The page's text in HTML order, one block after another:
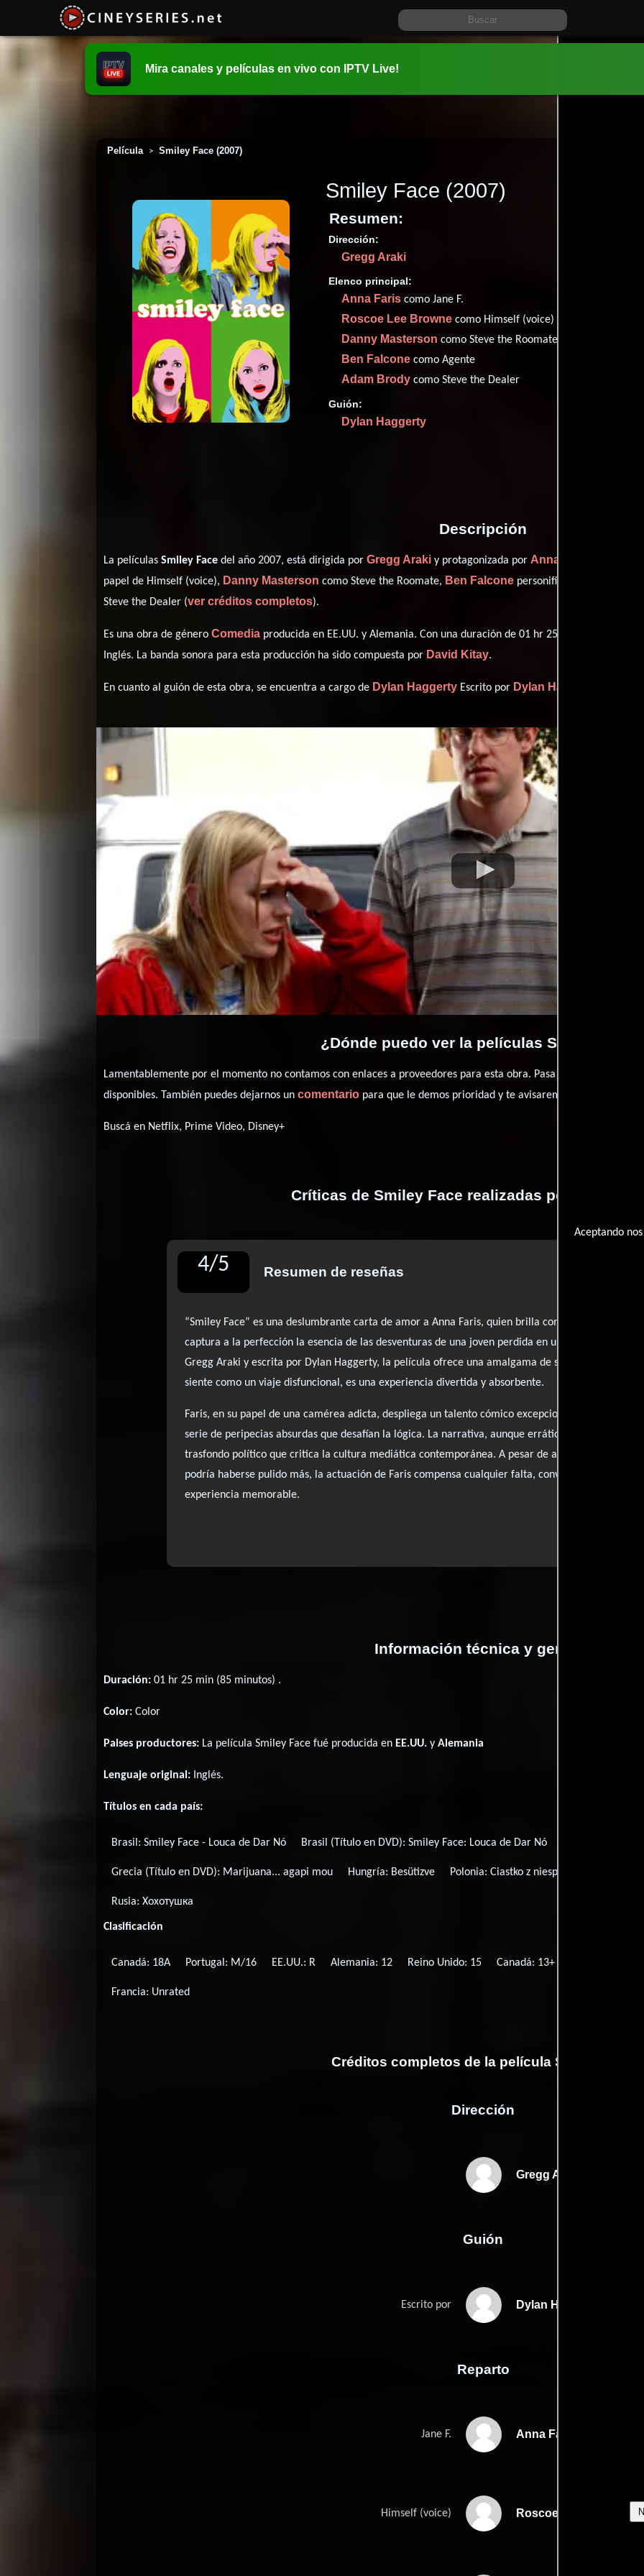
Aceptando
Mira canales y películas en vivo con IPTV Live!
Película > Smiley Face (2007)
Smiley Face (2007)
Resumen:
Dirección:
Gregg Araki
Elenco principal:
Anna Faris como Jane F.
Roscoe Lee Browne como Himself (voice)
Danny Masterson como Steve the Roomate
Ben Falcone como Agente
Adam Brody como Steve the Dealer
Guión:
Dylan Haggerty
Descripción
La películasSmiley Face del año 2007, está dirigida porGregg Araki y protagonizada porAnna Faris
papel de Himself (voice), Danny Masterson como Steve the Roomate, Ben Falcone personificando a Agente y
Steve the Dealer (ver créditos completos).
Es una obra de géneroComedia producida en EE.UU. y Alemania. Con una duración de 01 hr 25 min (85
Inglés. La banda sonora para esta producción ha sido compuesta por David Kitay.
En cuanto al guión de esta obra, se encuentra a cargo de Dylan Haggerty Escrito por Dylan Haggerty
¿Dónde puedo ver la películas Smiley
Lamentablemente por el momento no contamos con enlaces a proveedores para esta obra. Pasa por nuestro
disponibles. También puedes dejarnos uncomentario para que le demos prioridad y te avisaremos cuando se
Buscá en Netflix, Prime Video, Disney+
Críticas de Smiley Face realizadas por
4/5 Resumen de reseñas
“Smiley Face” es una deslumbrante carta de amor a Anna Faris, quien brilla con un desempeño
captura a la perfección la esencia de las desventuras de una joven perdida en un mundo de
Gregg Araki y escrita por Dylan Haggerty, la película ofrece una amalgama de situaciones
siente como un viaje disfuncional, es una experiencia divertida y absorbente.
Faris, en su papel de una camérea adicta, despliega un talento cómico excepcional, llevando al
serie de peripecias absurdas que desafían la lógica. La narrativa, aunque errática, logra
trasfondo político que critica la cultura mediática contemporánea. A pesar de algunos tropiezos
podría haberse pulido más, la actuación de Faris compensa cualquier falta, convirtiendo esta
experiencia memorable.
Información técnica y general
Duración: 01 hr 25 min (85 minutos) .
Color: Color
Paises productores: La película Smiley Face fué producida en EE.UU. yAlemania
Lenguaje original: Inglés.
Títulos en cada país:
Brasil: Smiley Face - Louca de Dar Nó Brasil (Título en DVD):Smiley Face: Louca de Dar Nó
Grecia (Título en DVD): Marijuana... agapi mou Hungría: Besütizve Polonia:Ciastko z niespodzianka
Rusia: Хохотушка
Clasificación
Canadá: 18A Portugal: M/16 EE.UU.: R Alemania: 12 Reino Unido: 15 Canadá: 13+
Francia: Unrated
Créditos completos de la película Smiley Face
Dirección
Gregg Araki
Guión
Escrito por Dylan Haggertys
Reparto
Jane F. Anna Faris
Himself (voice) Roscoe Lee Browne